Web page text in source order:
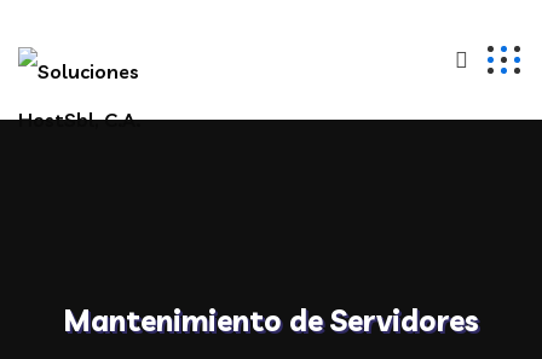
Mantenimiento de Servidores